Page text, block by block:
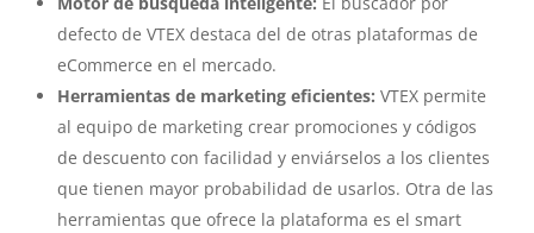
defecto de VTEX destaca del de otras plataformas de
eCommerce en el mercado.
Herramientas de marketing eficientes: VTEX permite
al equipo de marketing crear promociones y códigos
de descuento con facilidad y enviárselos a los clientes
que tienen mayor probabilidad de usarlos. Otra de las
herramientas que ofrece la plataforma es el smart